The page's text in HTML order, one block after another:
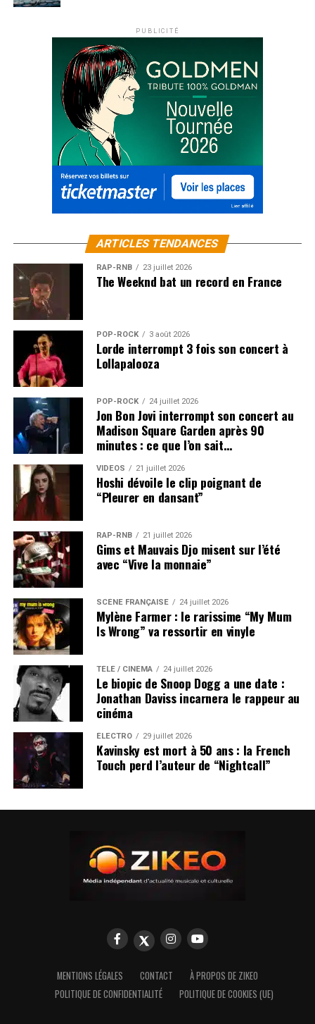
PUBLICITÉ
ARTICLES TENDANCES
RAP-RNB 23 juillet 2026
The Weeknd bat un record en France
POP-ROCK 3 août 2026
Lorde interrompt 3 fois son concert à
Lollapalooza
POP-ROCK 24 juillet 2026
Jon Bon Jovi interrompt son concert au
Madison Square Garden après 90
minutes : ce que l’on sait…
VIDEOS 21 juillet 2026
Hoshi dévoile le clip poignant de
“Pleurer en dansant”
RAP-RNB 21 juillet 2026
Gims et Mauvais Djo misent sur l’été
avec “Vive la monnaie”
SCÈNE FRANÇAISE 24 juillet 2026
Mylène Farmer : le rarissime “My Mum
Is Wrong” va ressortir en vinyle
TÉLÉ / CINÉMA 24 juillet 2026
Le biopic de Snoop Dogg a une date :
Jonathan Daviss incarnera le rappeur au
cinéma
ÉLECTRO 29 juillet 2026
Kavinsky est mort à 50 ans : la French
Touch perd l’auteur de “Nightcall”
MENTIONS LÉGALES CONTACT
À PROPOS DE ZIKEO
POLITIQUE DE CONFIDENTIALITÉ
POLITIQUE DE COOKIES (UE)